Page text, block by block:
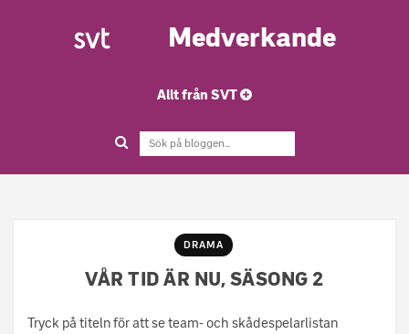
Medverkande
Allt från SVT
DRAMA
VÅR TID ÄR NU, SÄSONG 2
Tryck på titeln för att se team- och skådespelarlistan